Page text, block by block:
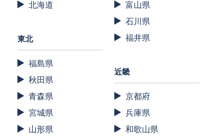
北海道
東北
福島県
秋田県
青森県
宮城県
山形県
富山県
石川県
福井県
近畿
京都府
兵庫県
和歌山県